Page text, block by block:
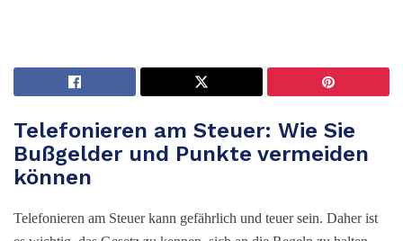
Telefonieren am Steuer: Wie Sie
Bußgelder und Punkte vermeiden
können
Telefonieren am Steuer kann gefährlich und teuer sein. Daher ist